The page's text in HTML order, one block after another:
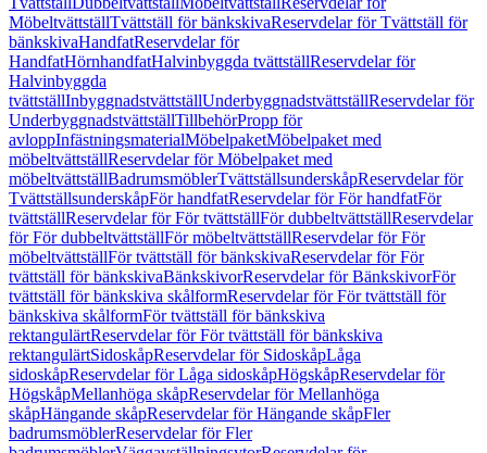
MöbeltvättställTvättställ för bänkskivaReservdelar för Tvättställ för
bänkskivaHandfatReservdelar för
HandfatHörnhandfatHalvinbyggda tvättställReservdelar för
Halvinbyggda
tvättställInbyggnadstvättställUnderbyggnadstvättställReservdelar för
UnderbyggnadstvättställTillbehörPropp för
avloppInfästningsmaterialMöbelpaketMöbelpaket med
möbeltvättställReservdelar för Möbelpaket med
möbeltvättställBadrumsmöblerTvättställsunderskåpReservdelar för
TvättställsunderskåpFör handfatReservdelar för För handfatFör
tvättställReservdelar för För tvättställFör dubbeltvättställReservdelar
för För dubbeltvättställFör möbeltvättställReservdelar för För
möbeltvättställFör tvättställ för bänkskivaReservdelar för För
tvättställ för bänkskivaBänkskivorReservdelar för BänkskivorFör
tvättställ för bänkskiva skålformReservdelar för För tvättställ för
bänkskiva skålformFör tvättställ för bänkskiva
rektangulärtReservdelar för För tvättställ för bänkskiva
rektangulärtSidoskåpReservdelar för SidoskåpLåga
sidoskåpReservdelar för Låga sidoskåpHögskåpReservdelar för
HögskåpMellanhöga skåpReservdelar för Mellanhöga
skåpHängande skåpReservdelar för Hängande skåpFler
badrumsmöblerReservdelar för Fler